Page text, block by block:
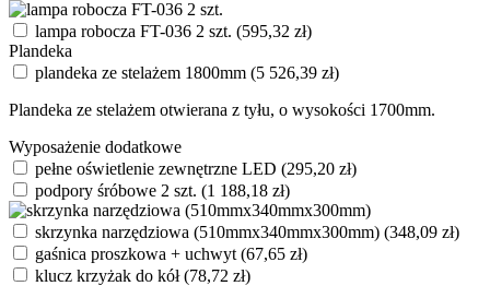
lampa robocza FT-036 2 szt. (595,32 zł)
Plandeka
plandeka ze stelażem 1800mm (5 526,39 zł)
Plandeka ze stelażem otwierana z tyłu, o wysokości 1700mm.
Wyposażenie dodatkowe
pełne oświetlenie zewnętrzne LED (295,20 zł)
podpory śróbowe 2 szt. (1 188,18 zł)
skrzynka narzędziowa (510mmx340mmx300mm) (348,09 zł)
gaśnica proszkowa + uchwyt (67,65 zł)
klucz krzyżak do kół(78,72 zł)